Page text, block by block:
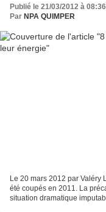
Publié le 21/03/2012 à 08:36
Par NPA QUIMPER
Le 20 mars 2012 par Valéry
été coupés en 2011. La
situation dramatique